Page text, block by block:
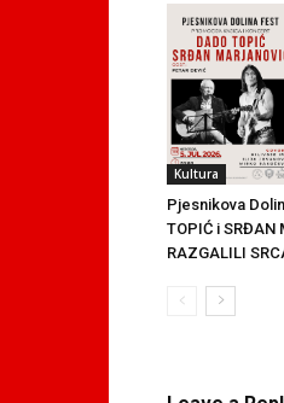
Kultura
Pjesnikova
TOPIĆ i SRĐAN
RAZGALILI